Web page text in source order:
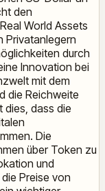
den
World Assets
Privatanlegern
durch
Innovation bei
mit dem
die Reichweite
dies, dass die
Die
über Token zu
und
Preise von